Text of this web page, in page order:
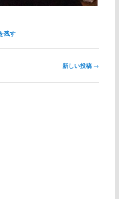
残す
新しい投稿 →